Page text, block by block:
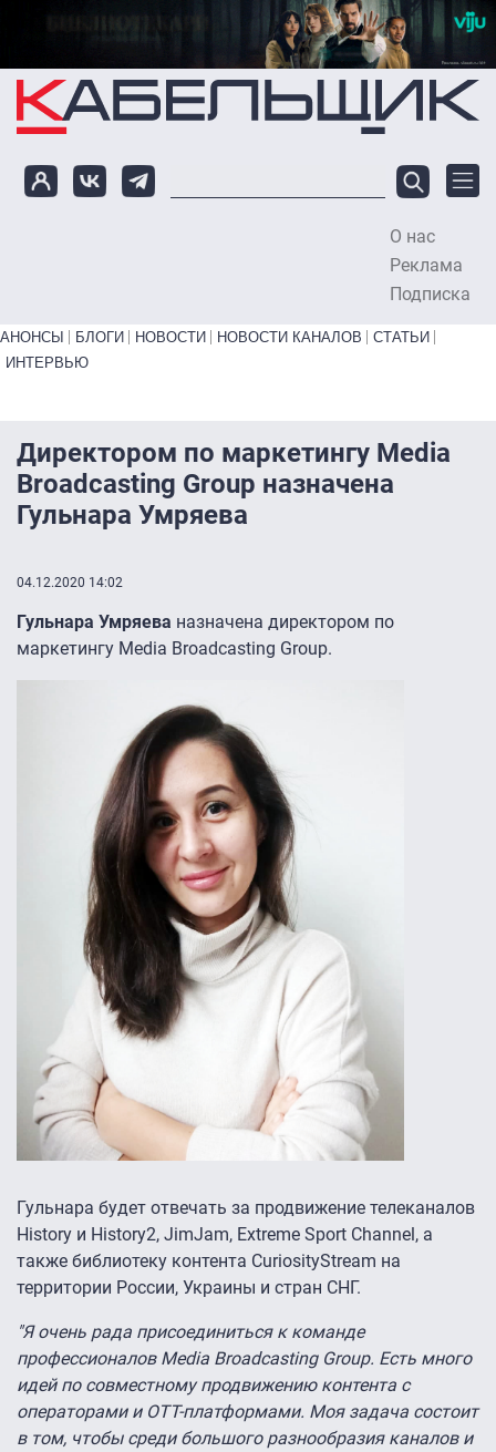
Перейти к основному содержанию
О нас
Реклама
Подписка
Primary links bottom
АНОНСЫ БЛОГИ НОВОСТИ НОВОСТИ КАНАЛОВ
СТАТЬИ
ИНТЕРВЬЮ
Директором по маркетингу Media
Broadcasting Group назначена
Гульнара Умряева
04.12.2020 14:02
Гульнара Умряева назначена директором по
маркетингу Media Broadcasting Group.
Гульнара будет отвечать за продвижение телеканалов
History и History2, JimJam, Extreme Sport Channel, а
также библиотеку контента CuriosityStream на
территории России, Украины и стран СНГ.
"Я очень рада присоединиться к команде
профессионалов Media Broadcasting Group. Есть много
идей по совместному продвижению контента с
операторами и OTT-платформами. Моя задача состоит
в том, чтобы среди большого разнообразия каналов и